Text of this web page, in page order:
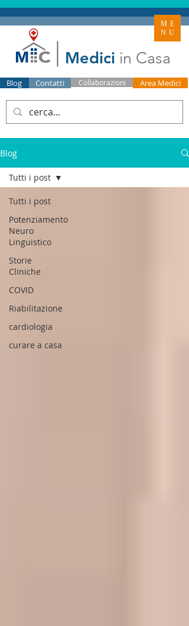
Medici in Casa
Blog Contatti Collaborazioni Area Medici
ME
NU
Blog
Tutti i post
Potenziamento
Neuro
Linguistico
Storie
Cliniche
COVID
Riabilitazione
cardiologia
curare a casa
Tutti i post